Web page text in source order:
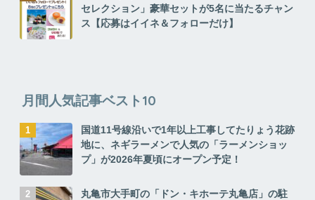
セレクション」豪華セットが5名に当たるチャン
ス【応募はイイネ＆フォローだけ】
月間人気記事ベスト10
国道11号線沿いで1年以上工事してたりょう花跡
地に、ネギラーメンで人気の「ラーメンショッ
プ」が2026年夏頃にオープン予定！
丸亀市大手町の「ドン・キホーテ丸亀店」の駐